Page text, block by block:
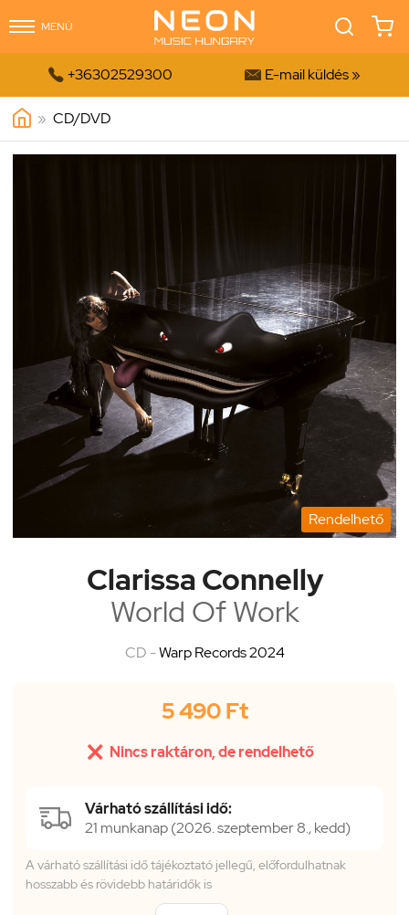
MENÜ
 +36302529300  E-mail küldés »
» CD/DVD
Rendelhető
Clarissa Connelly
World Of Work
CD -Warp Records 2024
5 490 Ft
 Nincs raktáron, de rendelhető
Várható szállítási idő:
21 munkanap (2026. szeptember 8., kedd)
A várható szállítási idő tájékoztató jellegű, előfordulhatnak
hosszabb és rövidebb határidők is